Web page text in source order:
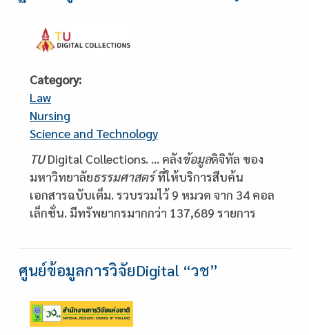
Category
Law
Nursing
Science and Technology
Description
TUDigital Collections. ... คลังข้อมูลดิจิทัล ของ
มหาวิทยาลัยธรรมศาสตร์ที่ให้บริการสืบค้น
เอกสารฉบับเต็ม. รวบรวมไว้ 9 หมวด จาก 34 คอล
เล็กชั่น. มีทรัพยากรมากกว่า 137,689 รายการ
ศูนย์ข้อมูลการวิจัยDigital “วช”